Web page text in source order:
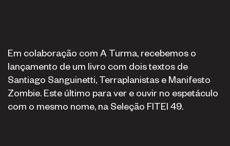
Em colaboração com A Turma, recebemos o
lançamento de um livro com dois textos de
Santiago Sanguinetti, Terraplanistas e Manifesto
Zombie. Este último para ver e ouvir no espetáculo
com o mesmo nome, na Seleção FITEI 49.